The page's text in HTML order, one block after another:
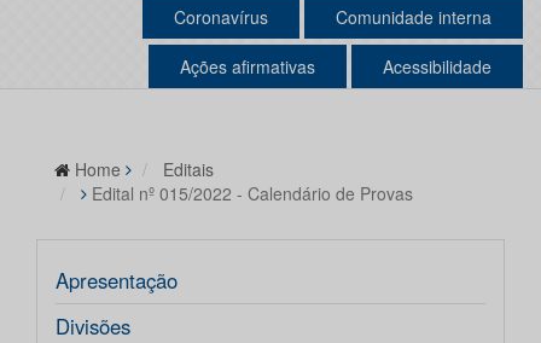
Coronavírus Comunidade interna
Ações afirmativas Acessibilidade
Home
Editais
Edital nº 015/2022 - Calendário de Provas
Apresentação
Divisões